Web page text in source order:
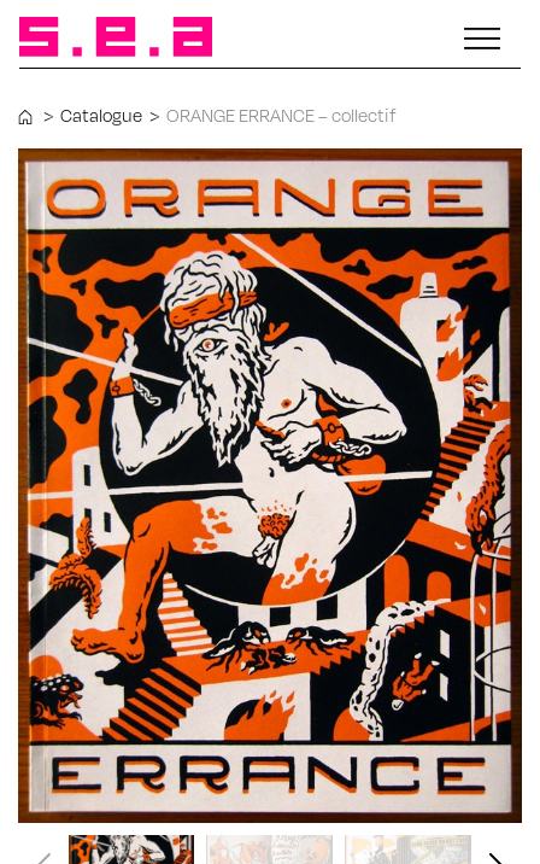
> Catalogue > ORANGE ERRANCE – collectif